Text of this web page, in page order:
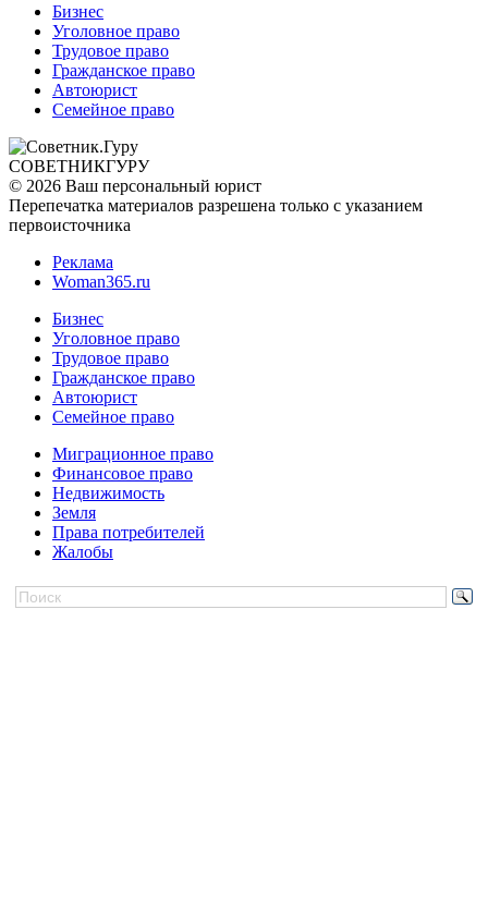
Бизнес
Уголовное право
Трудовое право
Гражданское право
Автоюрист
Семейное право
СОВЕТНИКГУРУ
© 2026 Ваш персональный юрист
Перепечатка материалов разрешена только с указанием
первоисточника
Реклама
Woman365.ru
Бизнес
Уголовное право
Трудовое право
Гражданское право
Автоюрист
Семейное право
Миграционное право
Финансовое право
Недвижимость
Земля
Права потребителей
Жалобы